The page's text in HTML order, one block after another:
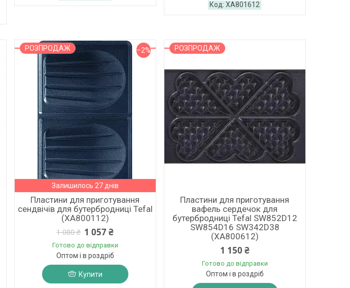
XA801612
РОЗПРОДАЖ –2%
Залишилось 27 днів
Пластини для приготування
сендвічів для бутербродниці Tefal
(XA800112)
1 080 ₴ 1 057 ₴
Готово до відправки
Оптом і в роздріб
Купити
РОЗПРОДАЖ
Пластини для приготування
вафель сердечок для
бутербродниці Tefal SW852D12
SW854D16 SW342D38
(XA800612)
1 150 ₴
Готово до відправки
Оптом і в роздріб